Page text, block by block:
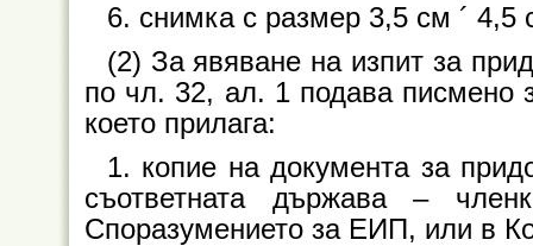
6. снимка с размер 3,5 см ´ 4,5
(2) За явяване на изпит за
по чл. 32, ал. 1 подава писмено
което прилага:
1. копие на документа за
съответната държава –
Споразумението за ЕИП, или в